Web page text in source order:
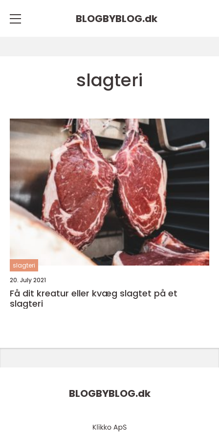
BLOGBYBLOG.dk
slagteri
slagteri
20. July 2021
Få dit kreatur eller kvæg slagtet på et
slagteri
BLOGBYBLOG.dk